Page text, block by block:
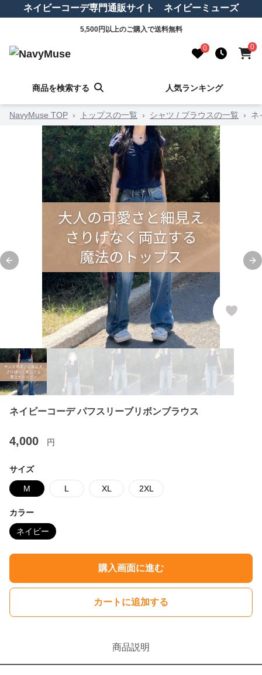
ネイビーコーデ専門通販サイト ネイビーミューズ
5,500円以上のご購入で送料無料
0 0
商品を検索する 人気ランキング
NavyMuse TOP › トップスの一覧 › シャツ / ブラウスの一覧 › ネ
Previous slide
ネイビーコーデ パフスリーブリボンブラウス
4,000 円
サイズ
M L XL 2XL
カラー
ネイビー
購入画面に進む
カートに追加する
商品説明